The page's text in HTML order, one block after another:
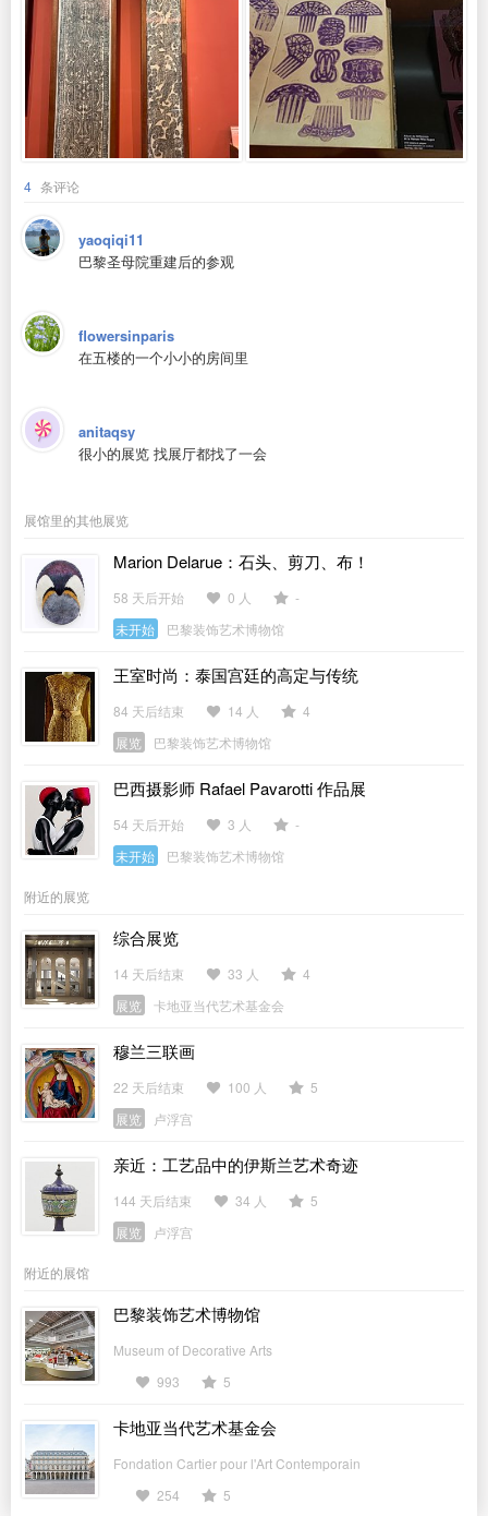
4 条评论
yaoqiqi11
巴黎圣母院重建后的参观
flowersinparis
在五楼的一个小小的房间里
anitaqsy
很小的展览 找展厅都找了一会
展馆里的其他展览
Marion Delarue：石头、剪刀、布！
58 天后开始 0 人
-
未开始
巴黎装饰艺术博物馆
王室时尚：泰国宫廷的高定与传统
84 天后结束 14 人
4
展览
巴黎装饰艺术博物馆
巴西摄影师 Rafael Pavarotti 作品展
54 天后开始 3 人
-
未开始
巴黎装饰艺术博物馆
附近的展览
综合展览
14 天后结束 33 人
4
展览
卡地亚当代艺术基金会
穆兰三联画
22 天后结束 100 人
5
展览
卢浮宫
亲近：工艺品中的伊斯兰艺术奇迹
144 天后结束 34 人
5
展览
卢浮宫
附近的展馆
巴黎装饰艺术博物馆
Museum of Decorative Arts
993
5
卡地亚当代艺术基金会
Fondation Cartier pour l'Art Contemporain
254
5